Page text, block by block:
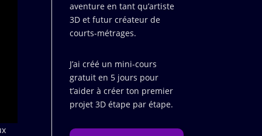
aventure en tant qu’artiste
3D et futur créateur de
courts-métrages.
J’ai créé un mini-cours
gratuit en 5 jours pour
t’aider à créer ton premier
projet 3D étape par étape.